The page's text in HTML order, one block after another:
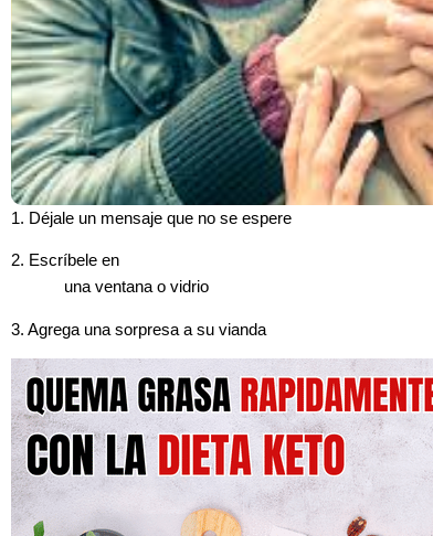
1. Déjale un mensaje que no se espere
2. Escríbele en
una ventana o vidrio
3. Agrega una sorpresa a su vianda